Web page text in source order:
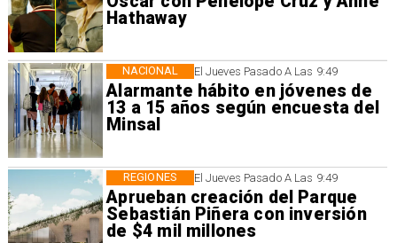
Hathaway
El Jueves Pasado A Las 9:49
Alarmante hábito en jóvenes de
13 a 15 años según encuesta del
Minsal
NACIONAL
El Jueves Pasado A Las 9:49
Aprueban creación del Parque
Sebastián Piñera con inversión
de $4 mil millones
REGIONES